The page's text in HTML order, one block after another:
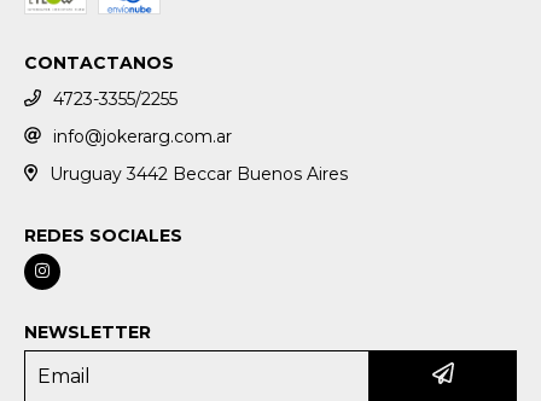
CONTACTANOS
4723-3355/2255
info@jokerarg.com.ar
Uruguay 3442 Beccar Buenos Aires
REDES SOCIALES
NEWSLETTER